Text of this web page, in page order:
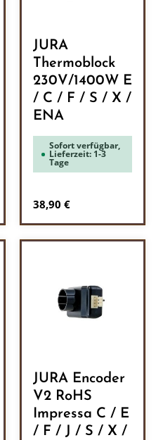
JURA
Thermoblock
230V/1400W E
/ C / F / S / X /
ENA
Sofort verfügbar,
Lieferzeit: 1-3
Tage
Regulärer Preis:
38,90 €
JURA Encoder
V2 RoHS
Impressa C / E
/ F / J / S / X /